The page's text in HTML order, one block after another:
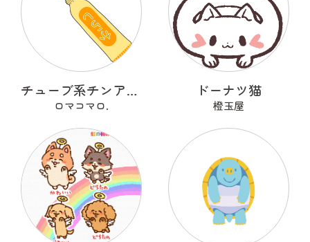
チューブ系チンアナゴ
ロマコマロ.
ドーナツ猫
橙玉屋